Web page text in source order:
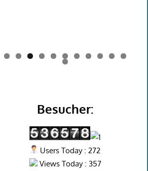
0 1
2
Besucher:
Users Today : 272
Views Today : 357